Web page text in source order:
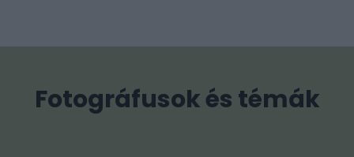
Fotográfusok és témák